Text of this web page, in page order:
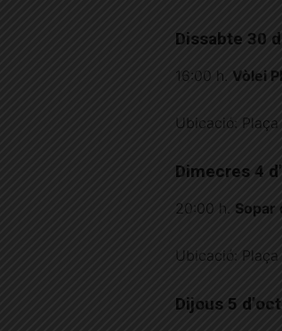
Dissabte 30
16:00 h. Vòlei
Ubicació: Plaça
Dimecres 4
20:00 h. Sopar
Ubicació: Plaça
Dijous 5